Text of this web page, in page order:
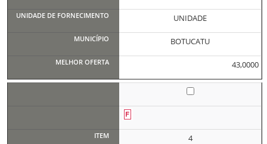
UNIDADE
BOTUCATU
43,0000
4